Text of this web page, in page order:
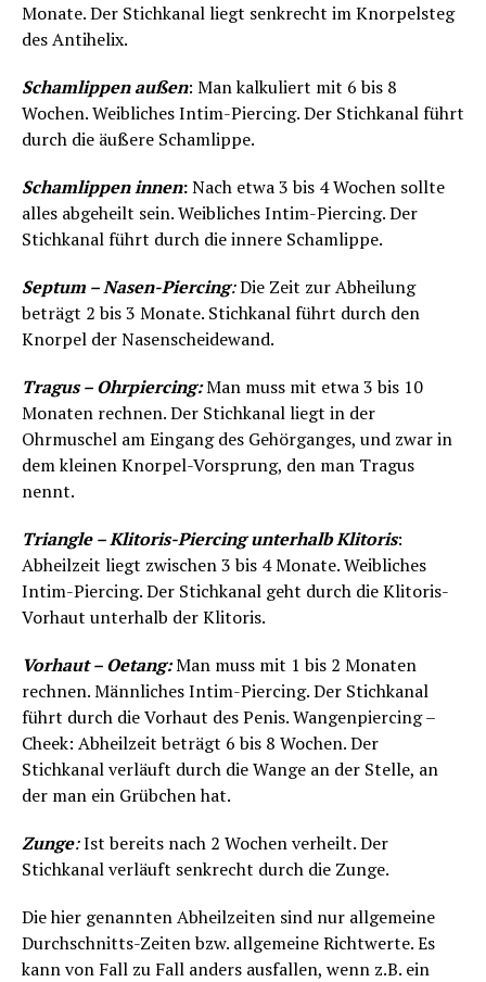
Monate. Der Stichkanal liegt senkrecht im Knorpelsteg
des Antihelix.
Schamlippen außen: Man kalkuliert mit 6 bis 8
Wochen. Weibliches Intim-Piercing. Der Stichkanal führt
durch die äußere Schamlippe.
Schamlippen innen:Nach etwa 3 bis 4 Wochen sollte
alles abgeheilt sein. Weibliches Intim-Piercing. Der
Stichkanal führt durch die innere Schamlippe.
Septum – Nasen-Piercing:Die Zeit zur Abheilung
beträgt 2 bis 3 Monate. Stichkanal führt durch den
Knorpel der Nasenscheidewand.
Tragus – Ohrpiercing:Man muss mit etwa 3 bis 10
Monaten rechnen. Der Stichkanal liegt in der
Ohrmuschel am Eingang des Gehörganges, und zwar in
dem kleinen Knorpel-Vorsprung, den man Tragus
nennt.
Triangle – Klitoris-Piercing unterhalb Klitoris:
Abheilzeit liegt zwischen 3 bis 4 Monate. Weibliches
Intim-Piercing. Der Stichkanal geht durch die Klitoris-
Vorhaut unterhalb der Klitoris.
Vorhaut – Oetang:Man muss mit 1 bis 2 Monaten
rechnen. Männliches Intim-Piercing. Der Stichkanal
führt durch die Vorhaut des Penis. Wangenpiercing –
Cheek: Abheilzeit beträgt 6 bis 8 Wochen. Der
Stichkanal verläuft durch die Wange an der Stelle, an
der man ein Grübchen hat.
Zunge:Ist bereits nach 2 Wochen verheilt. Der
Stichkanal verläuft senkrecht durch die Zunge.
Die hier genannten Abheilzeiten sind nur allgemeine
Durchschnitts-Zeiten bzw. allgemeine Richtwerte. Es
kann von Fall zu Fall anders ausfallen, wenn z.B. ein